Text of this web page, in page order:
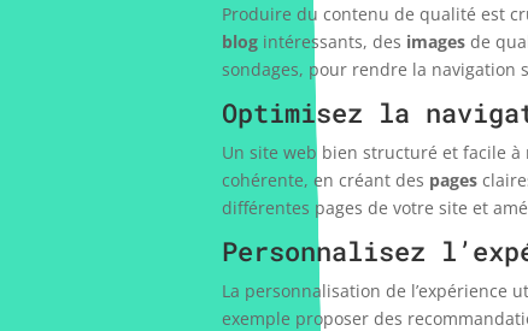
Produire du contenu de qualité est
blog intéressants, des images de
sondages, pour rendre la navigation
Optimisez la
Un site web bien structuré et facile
cohérente, en créant des pages
différentes pages de votre site et
Personnalisez
La personnalisation de l’expérience
exemple proposer des